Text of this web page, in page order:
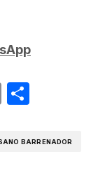
Email
BARRENADOR